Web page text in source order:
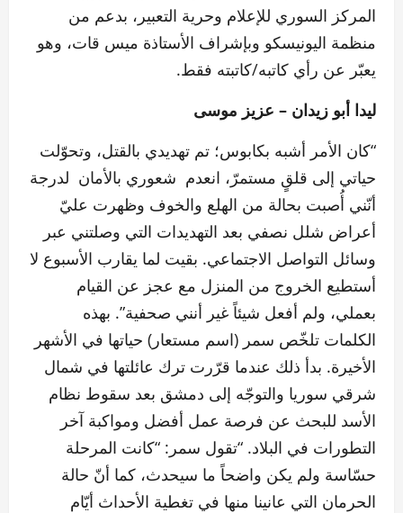
المركز السوري للإعلام وحرية التعبير، بدعم من
منظمة اليونيسكو وبإشراف الأستاذة ميس قات، وهو
يعبّر عن رأي كاتبه/كاتبته فقط.
ليدا أبو زيدان – عزيز موسى
“كان الأمر أشبه بكابوس؛ تم تهديدي بالقتل، وتحوّلت
حياتي إلى قلقٍ مستمرّ، انعدم شعوري بالأمان لدرجة
أنّني أُصبت بحالة من الهلع والخوف وظهرت عليّ
أعراض شلل نصفي بعد التهديدات التي وصلتني عبر
وسائل التواصل الاجتماعي. بقيت لما يقارب الأسبوع لا
أستطيع الخروج من المنزل مع عجز عن القيام
بعملي، ولم أفعل شيئاً غير أنني صحفية”. بهذه
الكلمات تلخّص سمر (اسم مستعار) حياتها في الأشهر
الأخيرة. بدأ ذلك عندما قرّرت ترك عائلتها في شمال
شرقي سوريا والتوجّه إلى دمشق بعد سقوط نظام
الأسد للبحث عن فرصة عمل أفضل ومواكبة آخر
التطورات في البلاد. “تقول سمر: “كانت المرحلة
حسّاسة ولم يكن واضحاً ما سيحدث، كما أنّ حالة
الحرمان التي عانينا منها في تغطية الأحداث أيّام